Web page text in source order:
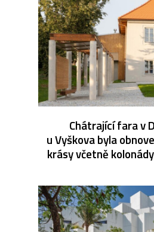
Chátrající fara v
u Vyškova byla
krásy včetně